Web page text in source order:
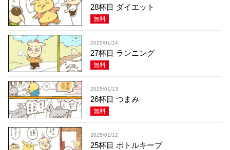
28杯目 ダイエット
無料
2025/01/14
27杯目 ランニング
無料
2025/01/13
26杯目 つまみ
無料
2025/01/12
25杯目 ボトルキープ